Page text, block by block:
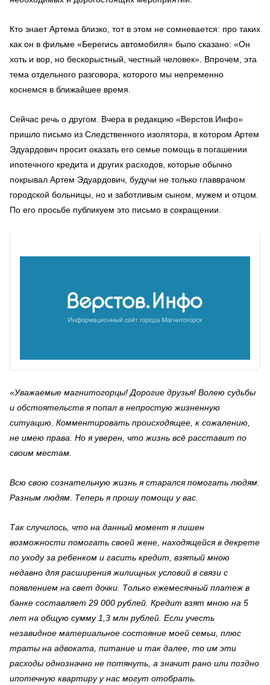
Кто знает Артема близко, тот в этом не сомневается: про таких
как он в фильме «Берегись автомобиля» было сказано: «Он
хоть и вор, но бескорыстный, честный человек». Впрочем, эта
тема отдельного разговора, которого мы непременно
коснемся в ближайшее время.
Сейчас речь о другом. Вчера в редакцию «Верстов.Инфо»
пришло письмо из Следственного изолятора, в котором Артем
Эдуардович просит оказать его семье помощь в погашении
ипотечного кредита и других расходов, которые обычно
покрывал Артем Эдуардович, будучи не только главврачом
городской больницы, но и заботливым сыном, мужем и отцом.
По его просьбе публикуем это письмо в сокращении.
«Уважаемые магнитогорцы! Дорогие друзья! Волею судьбы
и обстоятельств я попал в непростую жизненную
ситуацию. Комментировать происходящее, к сожалению,
не имею права. Но я уверен, что жизнь всё расставит по
своим местам.
Всю свою сознательную жизнь я старался помогать людям.
Разным людям. Теперь я прошу помощи у вас.
Так случилось, что на данный момент я лишен
возможности помогать своей жене, находящейся в декрете
по уходу за ребенком и гасить кредит, взятый мною
недавно для расширения жилищных условий в связи с
появлением на свет дочки. Только ежемесячный платеж в
банке составляет 29 000 рублей. Кредит взят мною на 5
лет на общую сумму 1,3 млн рублей. Если учесть
незавидное материальное состояние моей семьи, плюс
траты на адвоката, питание и так далее, то им эти
расходы однозначно не потянуть, а значит рано или поздно
ипотечную квартиру у нас могут отобрать.